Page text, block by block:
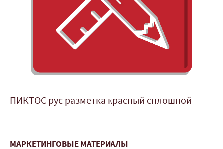
ПИКТОС рус разметка красный сплошной
МАРКЕТИНГОВЫЕ МАТЕРИАЛЫ